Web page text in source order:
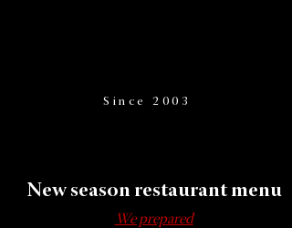
Since 2003
New season restaurant menu
We prepared